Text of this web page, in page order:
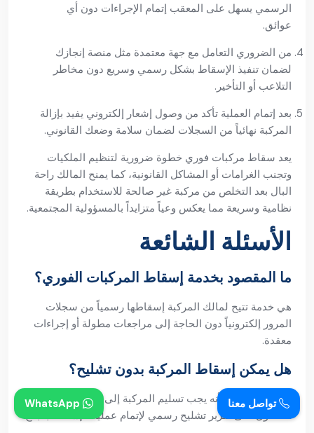
الرسمي يسهل على المعقب إتمام الإجراءات دون أي
عوائق.
من الضروري التعامل مع جهة معتمدة مثل منصة إنجازك
لضمان تنفيذ الإسقاط بشكل رسمي وسريع دون مخاطر
التلاعب أو التأخير.
بعد إتمام العملية تأكد من وصول إشعار إلكتروني يفيد بإزالة
المركبة نهائياً من السجلات لضمان سلامة وضعك القانوني.
يعد سقاط مركبات فوري خطوة ضرورية لتنظيم الملكيات
وتجنب الغرامات أو المشاكل القانونية، كما يمنح المالك راحة
البال بعد التخلص من مركبة غير صالحة للاستخدام بطريقة
نظامية وسريعة مما يعكس وعياً متزايداً بالمسؤولية المجتمعية.
الأسئلة الشائعة
ما المقصود بخدمة إسقاط المركبات الفوري؟
هي خدمة تتيح لمالك المركبة إسقاطها رسمياً من سجلات
المرور إلكترونياً دون الحاجة إلى مراجعات مطولة أو إجراءات
معقدة.
هل يمكن إسقاط المركبة بدون تشليح؟
لا، لا يمكن ذلك لأنه يجب تسليم المركبة إلى جهة معتمدة أو
الحصول على تقرير تشليح رسمي لإتمام عملية الإسقاط بنجاح.
تواصل معنا